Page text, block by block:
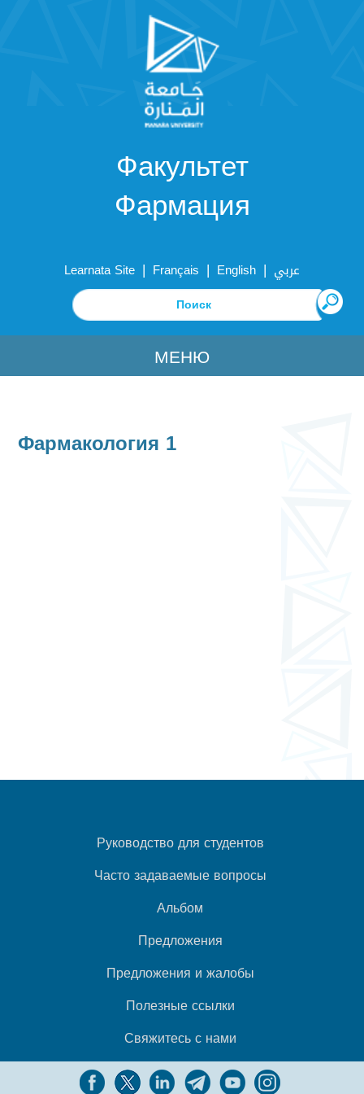
Факультет
Фармация
Learnata Site | Français | English | عربي
МЕНЮ
Фармакология 1
Руководство для студентов
Часто задаваемые вопросы
Альбом
Предложения
Предложения и жалобы
Полезные ссылки
Свяжитесь с нами